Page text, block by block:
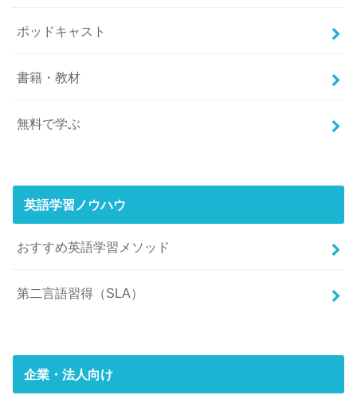
ポッドキャスト
書籍・教材
無料で学ぶ
英語学習ノウハウ
おすすめ英語学習メソッド
第二言語習得（SLA）
企業・法人向け